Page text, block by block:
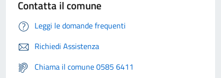
Contatta il comune
Leggi le domande frequenti
Richiedi Assistenza
Chiama il comune 0585 6411